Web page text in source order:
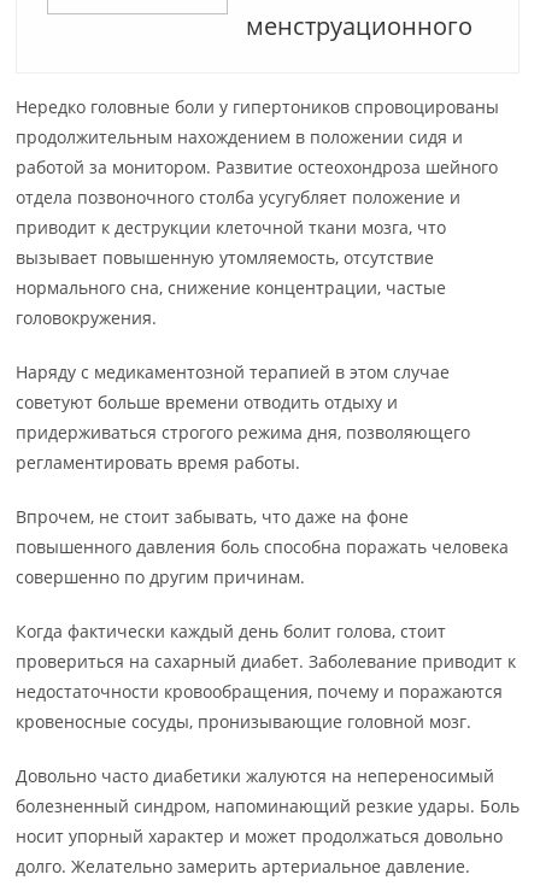
менструационного
Нередко головные боли у гипертоников спровоцированы
продолжительным нахождением в положении сидя и
работой за монитором. Развитие остеохондроза шейного
отдела позвоночного столба усугубляет положение и
приводит к деструкции клеточной ткани мозга, что
вызывает повышенную утомляемость, отсутствие
нормального сна, снижение концентрации, частые
головокружения.
Наряду с медикаментозной терапией в этом случае
советуют больше времени отводить отдыху и
придерживаться строгого режима дня, позволяющего
регламентировать время работы.
Впрочем, не стоит забывать, что даже на фоне
повышенного давления боль способна поражать человека
совершенно по другим причинам.
Когда фактически каждый день болит голова, стоит
провериться на сахарный диабет. Заболевание приводит к
недостаточности кровообращения, почему и поражаются
кровеносные сосуды, пронизывающие головной мозг.
Довольно часто диабетики жалуются на непереносимый
болезненный синдром, напоминающий резкие удары. Боль
носит упорный характер и может продолжаться довольно
долго. Желательно замерить артериальное давление.